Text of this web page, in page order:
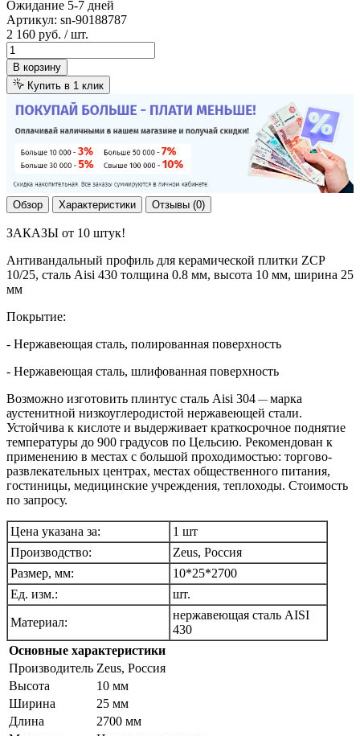
Ожидание 5-7 дней
Артикул: sn-90188787
2 160 руб. / шт.
В корзину
Купить в 1 клик
Обзор Характеристики Отзывы (0)
ЗАКАЗЫ от 10 штук!
Антивандальный профиль для керамической плитки ZCP
10/25, сталь Aisi 430 толщина 0.8 мм, высота 10 мм, ширина 25
мм
Покрытие:
- Нержавеющая сталь, полированная поверхность
- Нержавеющая сталь, шлифованная поверхность
Возможно изготовить плинтус сталь Aisi 304 — марка
аустенитной низкоуглеродистой нержавеющей стали.
Устойчива к кислоте и выдерживает краткосрочное поднятие
температуры до 900 градусов по Цельсию. Рекомендован к
применению в местах с большой проходимостью: торгово-
развлекательных центрах, местах общественного питания,
гостиницы, медицинские учреждения, теплоходы. Стоимость
по запросу.
Цена указана за:
1 шт
Производство:
Zeus, Россия
Размер, мм:
10*25*2700
Ед. изм.:
шт.
Материал:
нержавеющая сталь AISI
430
Основные характеристики
Производитель Zeus, Россия
Высота
10 мм
Ширина
25 мм
Длина
2700 мм